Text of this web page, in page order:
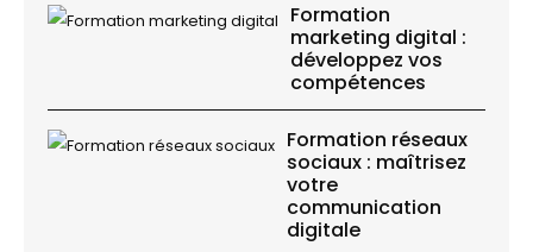
Formation
marketing digital :
développez vos
compétences
Formation réseaux
sociaux : maîtrisez
votre
communication
digitale